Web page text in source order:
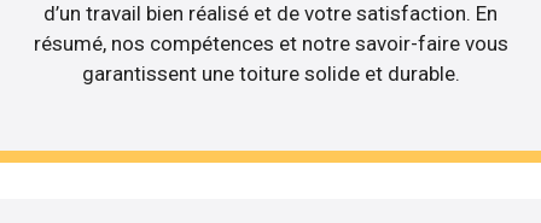
d’un travail bien réalisé et de votre satisfaction. En
résumé, nos compétences et notre savoir-faire vous
garantissent une toiture solide et durable.